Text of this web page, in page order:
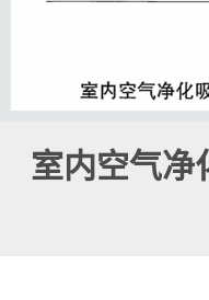
室内空气